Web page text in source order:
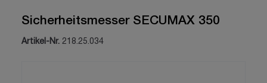
Sicherheitsmesser SECUMAX 350
Artikel-Nr. 218.25.034